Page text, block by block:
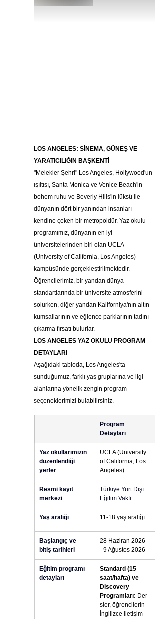
LOS ANGELES: SİNEMA, GÜNEŞ VE
YARATICILIĞIN BAŞKENTİ
"Melekler Şehri" Los Angeles, Hollywood'un
ışıltısı, Santa Monica ve Venice Beach'in
bohem ruhu ve Beverly Hills'in lüksü ile
dünyanın dört bir yanından insanları
kendine çeken bir metropoldür. Yaz okulu
programımız, dünyanın en iyi
üniversitelerinden biri olan UCLA
(University of California, Los Angeles)
kampüsünde gerçekleştirilmektedir.
Öğrencilerimiz, bir yandan dünya
standartlarında bir üniversite atmosferini
solurken, diğer yandan Kaliforniya'nın altın
kumsallarının ve eğlence parklarının tadını
çıkarma fırsatı bulurlar.
LOS ANGELES YAZ OKULU PROGRAM
DETAYLARI
Aşağıdaki tabloda, Los Angeles'ta
sunduğumuz, farklı yaş gruplarına ve ilgi
alanlarına yönelik zengin program
seçeneklerimizi bulabilirsiniz.
Program
Detayları
Yaz okullarımızın
düzenlendiği
yerler
UCLA (University
of California, Los
Angeles)
Resmi kayıt
merkezi
Türkiye Yurt Dışı
Eğitim Vakfı
Yaş aralığı 11-18 yaş aralığı
Başlangıç ve
bitiş tarihleri
28 Haziran 2026
- 9 Ağustos 2026
Eğitim programı
detayları
Standard (15
saat/hafta) ve
Discovery
Programları: Der
sler, öğrencilerin
İngilizce iletişim